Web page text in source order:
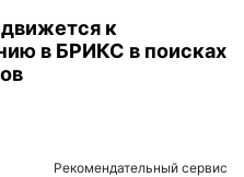
к
в БРИКС в поисках
Рекомендательный сервис